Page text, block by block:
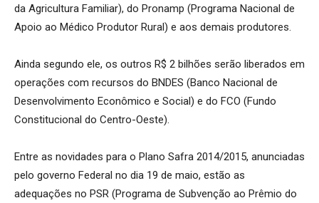
da Agricultura Familiar), do Pronamp (Programa Nacional de
Apoio ao Médico Produtor Rural) e aos demais produtores.
Ainda segundo ele, os outros R$ 2 bilhões serão liberados em
operações com recursos do BNDES (Banco Nacional de
Desenvolvimento Econômico e Social) e do FCO (Fundo
Constitucional do Centro-Oeste).
Entre as novidades para o Plano Safra 2014/2015, anunciadas
pelo governo Federal no dia 19 de maio, estão as
adequações no PSR (Programa de Subvenção ao Prêmio do